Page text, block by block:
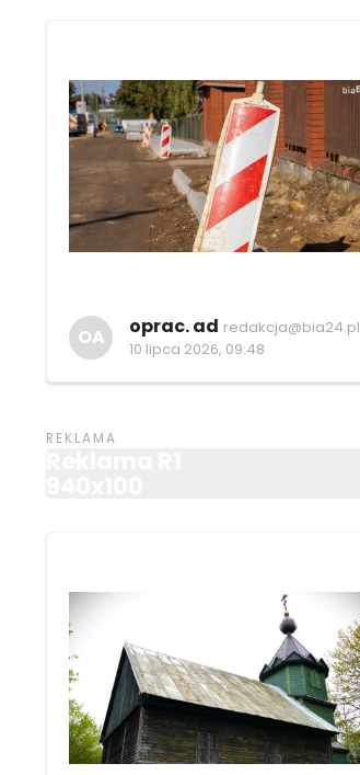
OA oprac. ad redakcja@bia24.pl
10 lipca 2026, 09:48